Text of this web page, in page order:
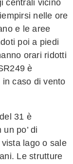
centrali vicino
nelle ore
e le aree
poi a piedi
orari ridotti
è
caso di vento
31 è
po’ di
lago o sale
Le strutture